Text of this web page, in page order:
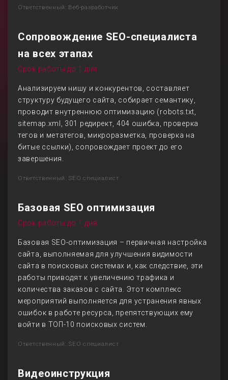
Ответственный: Веб-разработчик
Сопровождение SEO-специалиста
на всех этапах
Срок работы до 1 дня
Анализируем нишу и конкурентов, составляет
структуру будущего сайта, собирает семантику,
проводит внутреннюю оптимизацию (robots.txt,
sitemap.xml, 301 редирект, 404 ошибка, проверка
тегов и метатегов, микроразметка, проверка на
битые ссылки), сопровождает проект до его
завершения.
Ответственный: SEO специалист
Базовая SEO оптимизация
Срок работы до 1 дня
Базовая SEO-оптимизация – первичная настройка
сайта, выполняемая для улучшения видимости
сайта в поисковых системах и, как следствие, эти
работы приводят к увеличению трафика и
количества заказов с сайта. Этот комплекс
мероприятий выполняется для устранения явных
ошибок в работе ресурса, препятствующих ему
войти в ТОП-10 поисковых систем.
Ответственный: SEO специалист
Видеоинструкция